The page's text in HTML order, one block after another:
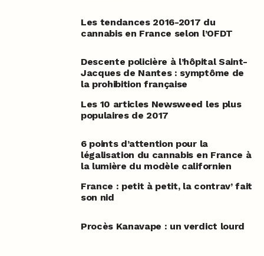
Les tendances 2016-2017 du
cannabis en France selon l’OFDT
Descente policière à l’hôpital Saint-
Jacques de Nantes : symptôme de
la prohibition française
Les 10 articles Newsweed les plus
populaires de 2017
6 points d’attention pour la
légalisation du cannabis en France à
la lumière du modèle californien
France : petit à petit, la contrav’ fait
son nid
Procès Kanavape : un verdict lourd